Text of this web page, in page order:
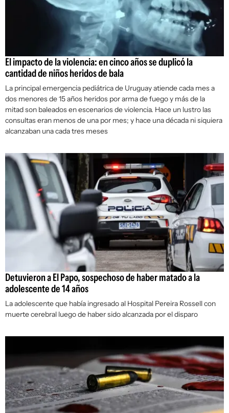
El impacto de la violencia: en cinco años se duplicó la
cantidad de niños heridos de bala
La principal emergencia pediátrica de Uruguay atiende cada mes a
dos menores de 15 años heridos por arma de fuego y más de la
mitad son baleados en escenarios de violencia. Hace un lustro las
consultas eran menos de una por mes; y hace una década ni siquiera
alcanzaban una cada tres meses
Detuvieron a El Papo, sospechoso de haber matado a la
adolescente de 14 años
La adolescente que había ingresado al Hospital Pereira Rossell con
muerte cerebral luego de haber sido alcanzada por el disparo